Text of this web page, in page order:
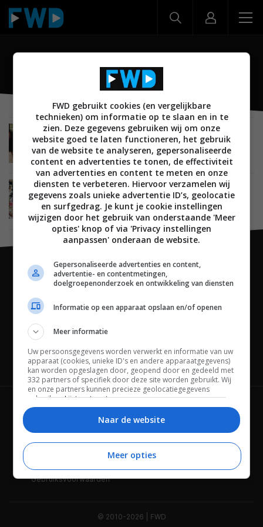
Pixel 9 Pro XL
ACHTERGROND TIPS EN ADVIES MOBILE
ANDROID
SMARTPHONES
21 AUGUSTUS 2024
Dit zijn de verschillen tussen de Google Pixel 9
Pro en Pixel 9 Pro XL
NIEUWS MOBILE ANDROID
SMARTPHONES
14 AUGUSTUS 2024
Dit is de Google Pixel 9-serie: vier verschillende
smartphones
Channels
Wie is FWD Privacybeleid
Adverteren Contact
Gebruiksvoorwaarden
© 2010-2026 | FWD
FWD gebruikt cookies (en vergelijkbare
technieken) om informatie op te slaan en in te
zien. Deze gegevens gebruiken wij om onze
website goed te laten functioneren, het gebruik
van de website te analyseren, gepersonaliseerde
content en advertenties te tonen, de effectiviteit
van advertenties en content te meten en onze
diensten te verbeteren. Hiervoor verzamelen wij
gegevens zoals unieke advertentie ID’s, geolocatie
en surfgedrag. Je kunt je cookie instellingen
wijzigen door het gebruik van onderstaande 'Meer
opties' knop of via 'Privacy instellingen
aanpassen' onderaan de website.
Gepersonaliseerde advertenties en content,
advertentie- en contentmetingen,
doelgroepenonderzoek en ontwikkeling van diensten
Informatie op een apparaat opslaan en/of openen
Meer informatie
Uw persoonsgegevens worden verwerkt en informatie van uw
apparaat (cookies, unieke ID's en andere apparaatgegevens)
kan worden opgeslagen door, geopend door en gedeeld met
332 partners of specifiek door deze site worden gebruikt. Wij
en onze partners kunnen precieze geolocatiegegevens
gebruiken.Lijst met partners.
Bepaalde leveranciers kunnen uw persoonsgegevens
verwerken op basis van gerechtvaardigd belang. U kunt
hiertegen bezwaar maken door uw opties hieronder te
beheren. Zoek onderaan deze pagina of in het sitemenu naar
een link om uw toestemming te beheren of in te trekken via de
Naar de website
Meer opties